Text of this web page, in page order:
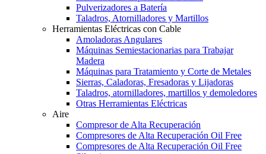
Pulverizadores a Batería
Taladros, Atornilladores y Martillos
Herramientas Eléctricas con Cable
Amoladoras Angulares
Máquinas Semiestacionarias para Trabajar
Madera
Máquinas para Tratamiento y Corte de Metales
Sierras, Caladoras, Fresadoras y Lijadoras
Taladros, atornilladores, martillos y demoledores
Otras Herramientas Eléctricas
Aire
Compresor de Alta Recuperación
Compresores de Alta Recuperación Oil Free
Compresores de Alta Recuperación Oil Free